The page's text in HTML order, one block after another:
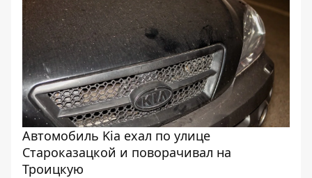
Автомобиль Kia ехал по улице
Староказацкой и поворачивал на
Троицкую